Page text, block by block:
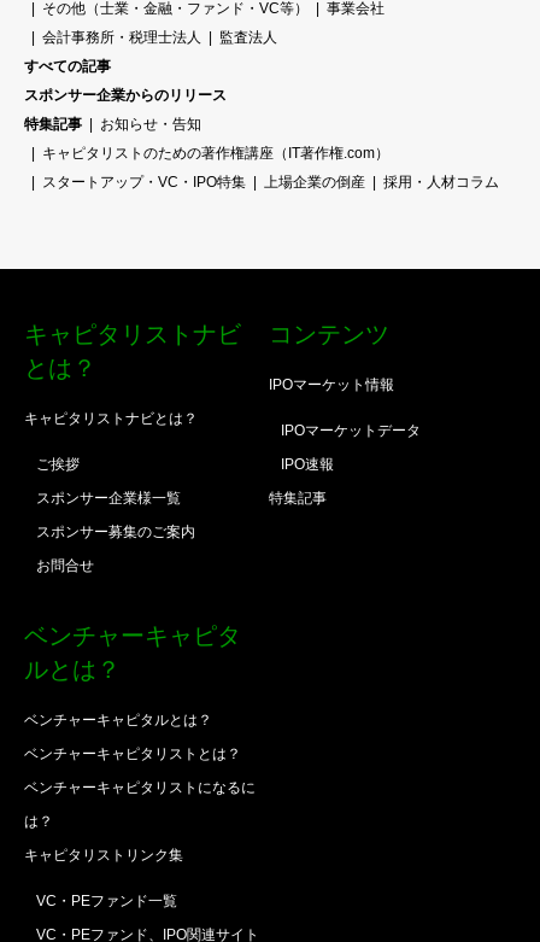
その他（士業・金融・ファンド・VC等）
事業会社
会計事務所・税理士法人
監査法人
すべての記事
スポンサー企業からのリリース
特集記事
お知らせ・告知
キャピタリストのための著作権講座（IT著作権.com）
スタートアップ・VC・IPO特集
上場企業の倒産 採用・人材コラム
キャピタリストナビ
とは？
キャピタリストナビとは？
ご挨拶
スポンサー企業様一覧
スポンサー募集のご案内
お問合せ
コンテンツ
IPOマーケット情報
IPOマーケットデータ
IPO速報
特集記事
ベンチャーキャピタ
ルとは？
ベンチャーキャピタルとは？
ベンチャーキャピタリストとは？
ベンチャーキャピタリストになるに
は？
キャピタリストリンク集
VC・PEファンド一覧
VC・PEファンド、IPO関連サイト